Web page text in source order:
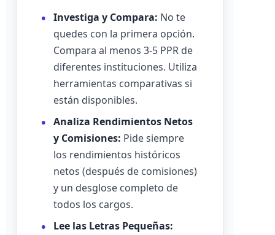
Investiga y Compara: No te
quedes con la primera opción.
Compara al menos 3-5 PPR de
diferentes instituciones. Utiliza
herramientas comparativas si
están disponibles.
Analiza Rendimientos Netos
y Comisiones: Pide siempre
los rendimientos históricos
netos (después de comisiones)
y un desglose completo de
todos los cargos.
Lee las Letras Pequeñas: